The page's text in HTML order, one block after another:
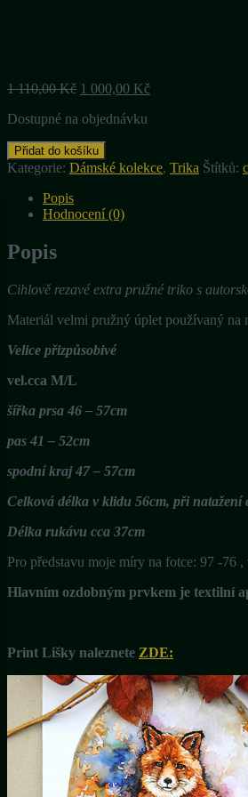
1 110,00Kč Původní
byla:
110,00 Kč.
1 000,00 KčAktuální
Dostupné na objednávku
"Foxie
II",
extrapružné
triko
množství
Přidat do košíku
Kategorie: Dámské kolekce, Trika Štítků:
Popis
Hodnocení (0)
Popis
Cihlově rezavé extra pružné triko s
Materiál velmi pružný úplet používaný na
Velice přizpůsobivé
vel.cca M/L
šířka prsa 46 – 57cm
pas 41 – 52cm
spodní kraj 47 – 57cm
Celková délka v klidu 56cm, při natažení
Délka rukávu cca 37cm
Pro představu moje míry na fotce: 97 -76 ,
Hlavním ozdobným prvkem je textilní
Print Lišky naleznete ZDE: